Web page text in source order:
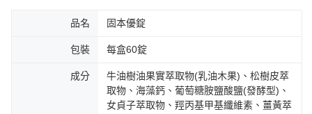
品名 固本優錠
包裝 每盒60錠
成分
牛油樹油果實萃取物(乳油木果)、松樹皮萃
取物、海藻鈣、葡萄糖胺鹽酸鹽(發酵型)、
女貞子萃取物、羥丙基甲基纖維素、薑黃萃